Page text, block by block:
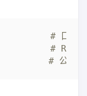
no # 口令
yes # RSA
yes # 公钥